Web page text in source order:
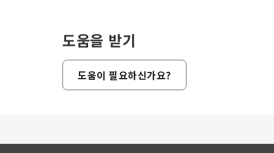
도움을 받기
도움이 필요하신가요?